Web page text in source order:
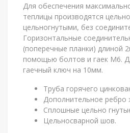
Для обеспечения
теплицы производятся
цельногнутыми, без
Горизонтальные
(поперечные планки) длиной
помощью болтов и гаек М6.
гаечный ключ на 10мм.
Труба горячего
Дополнительное ребро
Сплошные цельно
Цельносварной шов.